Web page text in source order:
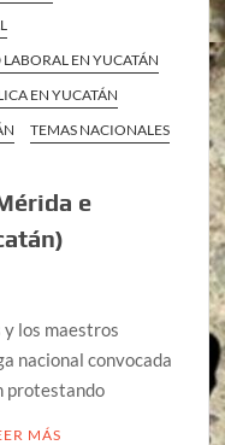
EN YUCATÁN
EN YUCATÁN
TEMAS NACIONALES
e
los maestros
nacional convocada
protestando
MÁS